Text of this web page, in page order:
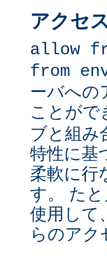
アクセ
allow
from
ーバへの
ことがで
ブと組み
特性に基
柔軟に行
す。 た
使用して
らのア